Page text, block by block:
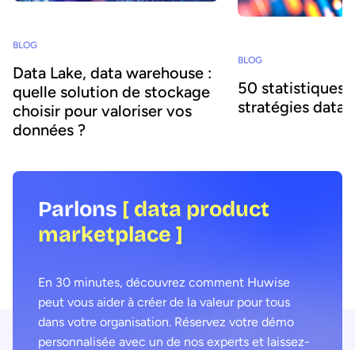
BLOG
Data Lake, data warehouse :
quelle solution de stockage
choisir pour valoriser vos
données ?
BLOG
50 statistiques
stratégies data
Parlons [ data product
marketplace ]
En 30 minutes, découvrez comment Huwise
peut vous aider à créer de la valeur pour tous
dans votre organisation. Réservez votre démo
personnalisée avec un de nos experts et laissez-